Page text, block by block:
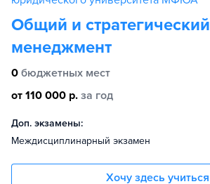
Общий и стратегический
менеджмент
0 бюджетных мест
от 110 000 р. за год
Доп. экзамены:
Междисциплинарный экзамен
Хочу здесь учиться